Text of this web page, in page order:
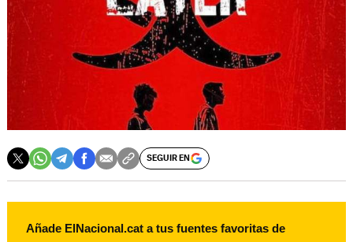
SEGUIR EN
Añade ElNacional.cat a tus fuentes favoritas de